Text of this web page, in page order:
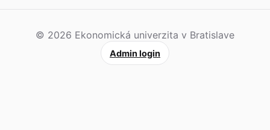
© 2026 Ekonomická univerzita v Bratislave
Admin login